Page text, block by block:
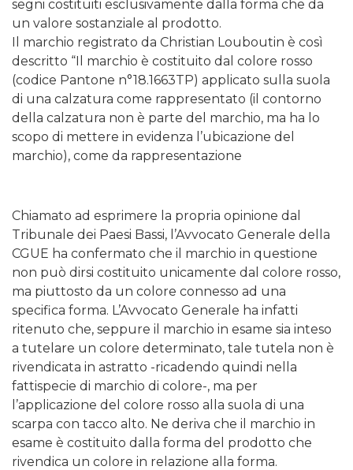
segni costituiti esclusivamente dalla forma che da
un valore sostanziale al prodotto.
Il marchio registrato da Christian Louboutin è così
descritto “Il marchio è costituito dal colore rosso
(codice Pantone n°18.1663TP) applicato sulla suola
di una calzatura come rappresentato (il contorno
della calzatura non è parte del marchio, ma ha lo
scopo di mettere in evidenza l’ubicazione del
marchio), come da rappresentazione
Chiamato ad esprimere la propria opinione dal
Tribunale dei Paesi Bassi, l’Avvocato Generale della
CGUE ha confermato che il marchio in questione
non può dirsi costituito unicamente dal colore rosso,
ma piuttosto da un colore connesso ad una
specifica forma. L’Avvocato Generale ha infatti
ritenuto che, seppure il marchio in esame sia inteso
a tutelare un colore determinato, tale tutela non è
rivendicata in astratto -ricadendo quindi nella
fattispecie di marchio di colore-, ma per
l’applicazione del colore rosso alla suola di una
scarpa con tacco alto. Ne deriva che il marchio in
esame è costituito dalla forma del prodotto che
rivendica un colore in relazione alla forma.